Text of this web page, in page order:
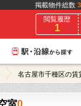
掲載物件総数
閲覧履歴
1
名古屋市千種区の賃
室0